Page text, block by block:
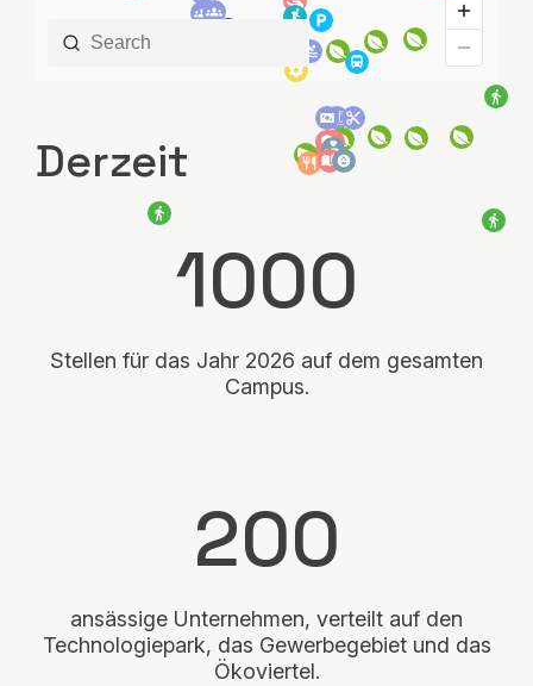
Derzeit
1000
Stellen für das Jahr 2026 auf dem gesamten
Campus.
200
ansässige Unternehmen, verteilt auf den
Technologiepark, das Gewerbegebiet und das
Ökoviertel.